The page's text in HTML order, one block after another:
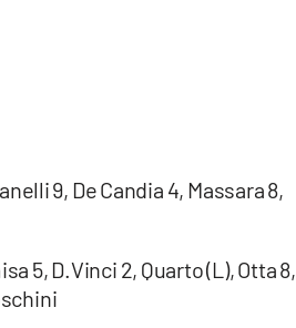
9, De Candia 4, Massara 8,
5, D.Vinci 2, Quarto (L), Otta 8,